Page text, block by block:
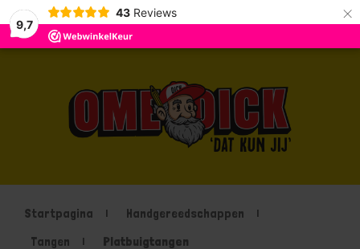
9,7
43 Reviews ×
Startpagina
Handgereedschappen
Tangen
Platbuigtangen